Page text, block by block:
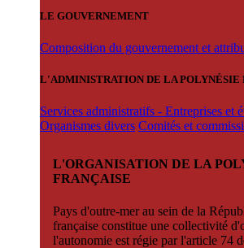
LE GOUVERNEMENT
Composition du gouvernement et
L'ADMINISTRATION DE LA POLYNÉSIE
Services administratifs - Entreprises et
Organismes divers Comités et
L'ORGANISATION DE LA
FRANÇAISE
Pays d'outre-mer au sein de la
française constitue une collectivité
l'autonomie est régie par l'article 74